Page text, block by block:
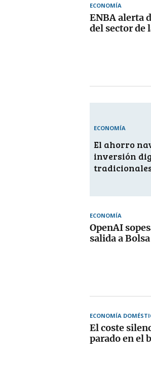
ECONOMÍA
ENBA alerta
del sector de
ECONOMÍA
El ahorro
inversión
ECONOMÍA
OpenAI
salida a Bolsa
ECONOMÍA
El coste
parado en el